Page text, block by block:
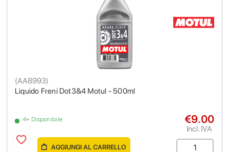
Liquido Freni Dot3&4 Motul - 500ml
(AA8993)
4+ Disponibile €9.00
Incl. IVA
AGGIUNGI AL CARRELLO